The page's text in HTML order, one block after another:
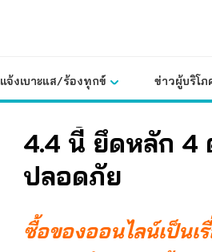
แจ้งเบาะแส/ร้องทุกข์ ข่าวผู้บริโภ
4.4 นี้ ยึดหลัก 4
ปลอดภัย
ซื้อของออนไลน์เป็น